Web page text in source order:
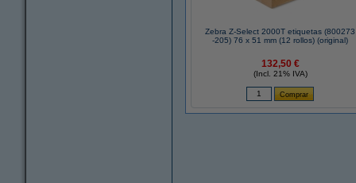
Zebra Z-Select 2000T etiquetas (800273
-205) 76 x 51 mm (12 rollos) (original)
132,50 €
(Incl. 21% IVA)